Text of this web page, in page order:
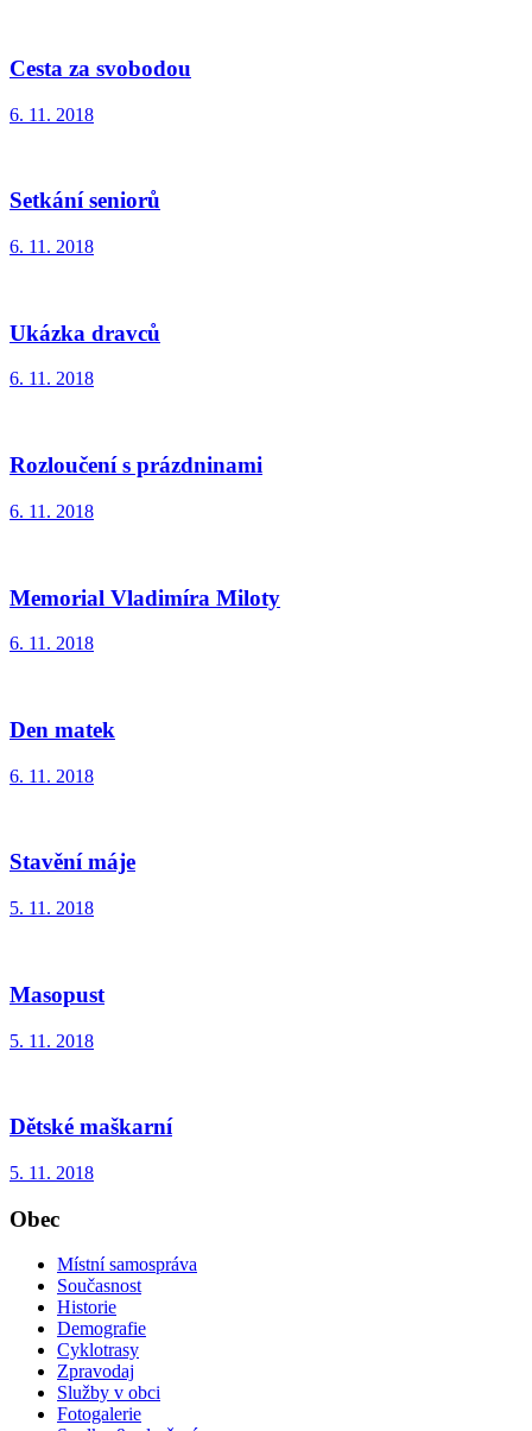
Cesta za svobodou
6. 11. 2018
Setkání seniorů
6. 11. 2018
Ukázka dravců
6. 11. 2018
Rozloučení s prázdninami
6. 11. 2018
Memorial Vladimíra Miloty
6. 11. 2018
Den matek
6. 11. 2018
Stavění máje
5. 11. 2018
Masopust
5. 11. 2018
Dětské maškarní
5. 11. 2018
Obec
Místní samospráva
Současnost
Historie
Demografie
Cyklotrasy
Zpravodaj
Služby v obci
Fotogalerie